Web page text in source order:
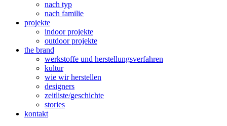
nach typ
nach familie
projekte
indoor projekte
outdoor projekte
the brand
werkstoffe und herstellungsverfahren
kultur
wie wir herstellen
designers
zeitliste/geschichte
stories
kontakt